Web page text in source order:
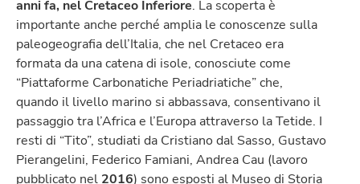
anni fa, nel Cretaceo Inferiore. La scoperta è
importante anche perché amplia le conoscenze sulla
paleogeografia dell’Italia, che nel Cretaceo era
formata da una catena di isole, conosciute come
“Piattaforme Carbonatiche Periadriatiche” che,
quando il livello marino si abbassava, consentivano il
passaggio tra l’Africa e l’Europa attraverso la Tetide. I
resti di “Tito”, studiati da Cristiano dal Sasso, Gustavo
Pierangelini, Federico Famiani, Andrea Cau (lavoro
pubblicato nel 2016) sono esposti al Museo di Storia